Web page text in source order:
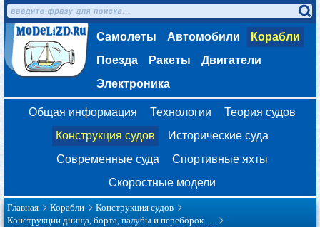
Самолеты Автомобили
Корабли
Поезда
Ракеты
Двигатели
Электроника
Общая информация Технологии
Теория судов
Конструкция судов
Исторические суда
Современные суда
Спортивные яхты
Скоростные модели
Главная Корабли
Конструкция судов
Конструкции днища, борта, палубы и переборок …